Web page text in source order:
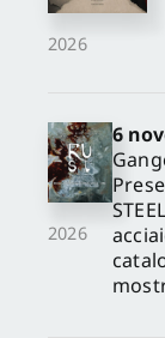
2026
2026
6